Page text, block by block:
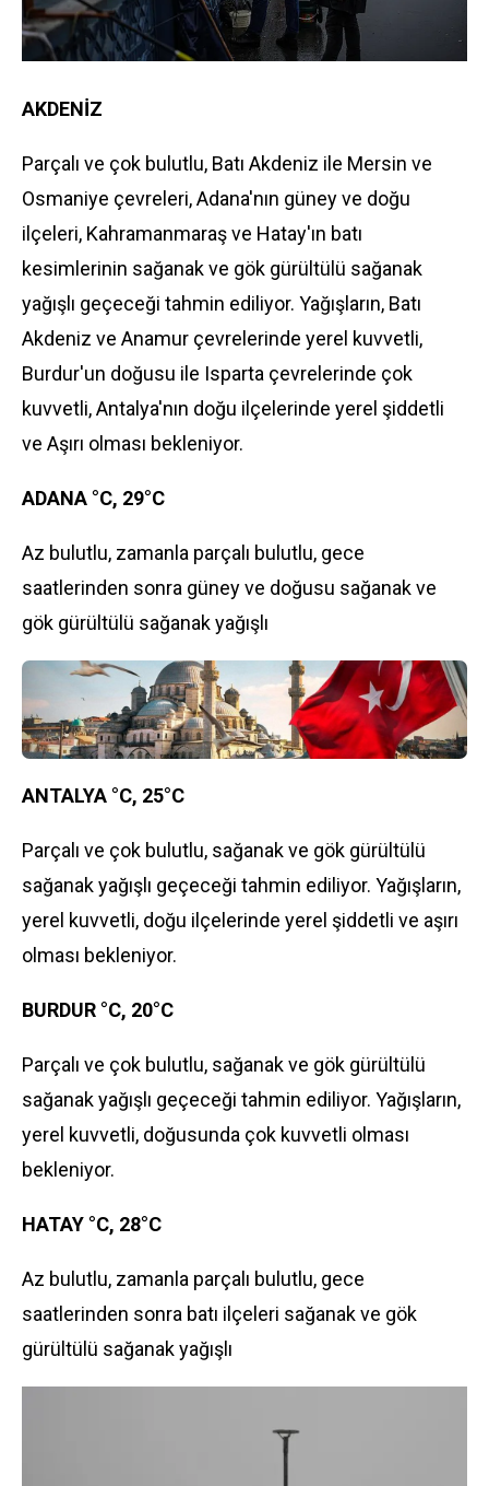
AKDENİZ
Parçalı ve çok bulutlu, Batı Akdeniz ile Mersin ve
Osmaniye çevreleri, Adana'nın güney ve doğu
ilçeleri, Kahramanmaraş ve Hatay'ın batı
kesimlerinin sağanak ve gök gürültülü sağanak
yağışlı geçeceği tahmin ediliyor. Yağışların, Batı
Akdeniz ve Anamur çevrelerinde yerel kuvvetli,
Burdur'un doğusu ile Isparta çevrelerinde çok
kuvvetli, Antalya'nın doğu ilçelerinde yerel şiddetli
ve Aşırı olması bekleniyor.
ADANA °C, 29°C
Az bulutlu, zamanla parçalı bulutlu, gece
saatlerinden sonra güney ve doğusu sağanak ve
gök gürültülü sağanak yağışlı
ANTALYA °C, 25°C
Parçalı ve çok bulutlu, sağanak ve gök gürültülü
sağanak yağışlı geçeceği tahmin ediliyor. Yağışların,
yerel kuvvetli, doğu ilçelerinde yerel şiddetli ve aşırı
olması bekleniyor.
BURDUR °C, 20°C
Parçalı ve çok bulutlu, sağanak ve gök gürültülü
sağanak yağışlı geçeceği tahmin ediliyor. Yağışların,
yerel kuvvetli, doğusunda çok kuvvetli olması
bekleniyor.
HATAY °C, 28°C
Az bulutlu, zamanla parçalı bulutlu, gece
saatlerinden sonra batı ilçeleri sağanak ve gök
gürültülü sağanak yağışlı